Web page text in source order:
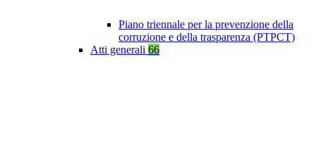
Piano triennale per la prevenzione della
corruzione e della trasparenza (PTPCT)
Atti generali 66